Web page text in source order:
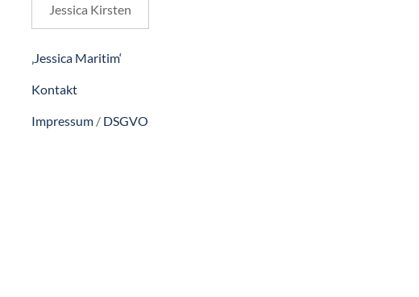
Jessica Kirsten
‚Jessica Maritim‘
Kontakt
Impressum/ DSGVO